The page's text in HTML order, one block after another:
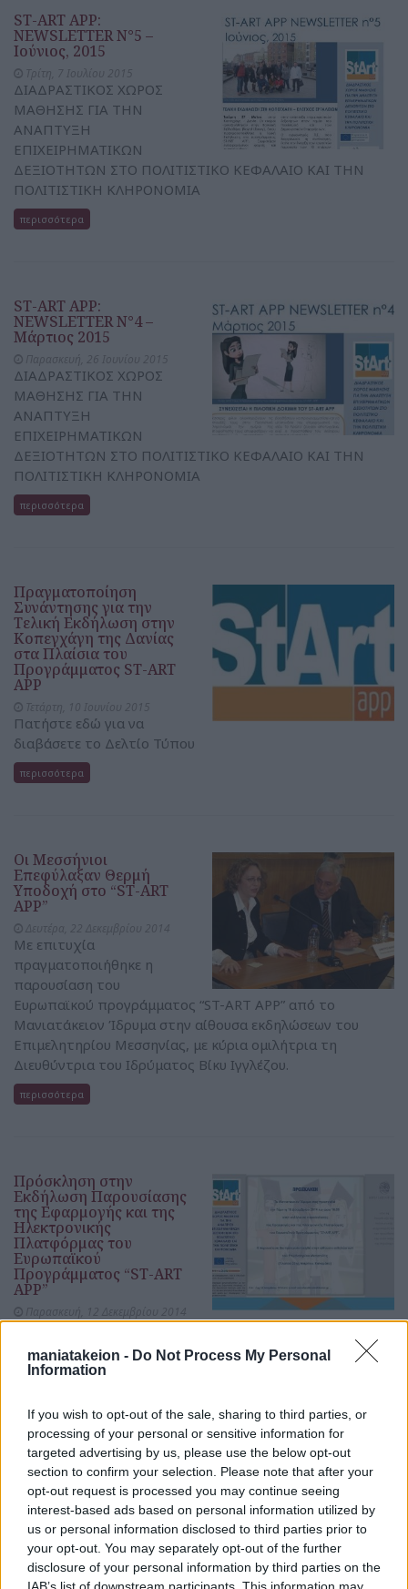
maniatakeion - Do Not Process My Personal
Information
If you wish to opt-out of the sale, sharing to third parties, or
processing of your personal or sensitive information for
targeted advertising by us, please use the below opt-out
section to confirm your selection. Please note that after your
opt-out request is processed you may continue seeing
interest-based ads based on personal information utilized by
us or personal information disclosed to third parties prior to
your opt-out. You may separately opt-out of the further
disclosure of your personal information by third parties on the
IAB’s list of downstream participants. This information may
ST-ART APP:
NEWSLETTER N°5 –
Ιούνιος, 2015
ΔΙΑΔΡΑΣΤΙΚΟΣ ΧΩΡΟΣ
ΜΑΘΗΣΗΣ ΓΙΑ ΤΗΝ
ΑΝΑΠΤΥΞΗ
ΕΠΙΧΕΙΡΗΜΑΤΙΚΩΝ
ΔΕΞΙΟΤΗΤΩΝ ΣΤΟ ΠΟΛΙΤΙΣΤΙΚΟ ΚΕΦΑΛΑΙΟ ΚΑΙ ΤΗΝ
ΠΟΛΙΤΙΣΤΙΚΗ ΚΛΗΡΟΝΟΜΙΑ
περισσότερα
ST-ART APP:
NEWSLETTER N°4 –
Μάρτιος 2015
ΔΙΑΔΡΑΣΤΙΚΟΣ ΧΩΡΟΣ
ΜΑΘΗΣΗΣ ΓΙΑ ΤΗΝ
ΑΝΑΠΤΥΞΗ
ΕΠΙΧΕΙΡΗΜΑΤΙΚΩΝ
ΔΕΞΙΟΤΗΤΩΝ ΣΤΟ ΠΟΛΙΤΙΣΤΙΚΟ ΚΕΦΑΛΑΙΟ ΚΑΙ ΤΗΝ
ΠΟΛΙΤΙΣΤΙΚΗ ΚΛΗΡΟΝΟΜΙΑ
περισσότερα
Πραγματοποίηση
Συνάντησης για την
Τελική Εκδήλωση στην
Κοπεγχάγη της Δανίας
στα Πλαίσια του
Προγράμματος ST-ART
APP
Πατήστε εδώ για να
διαβάσετε το Δελτίο Τύπου
περισσότερα
Οι Μεσσήνιοι
Επεφύλαξαν Θερμή
Υποδοχή στο “ST-ART
APP”
Με επιτυχία
πραγματοποιήθηκε η
παρουσίαση του
Ευρωπαϊκού προγράμματος “ST-ART APP” από το
Μανιατάκειον Ίδρυμα στην αίθουσα εκδηλώσεων του
Επιμελητηρίου Μεσσηνίας, με κύρια ομιλήτρια τη
Διευθύντρια του Ιδρύματος Βίκυ Ιγγλέζου.
περισσότερα
Πρόσκληση στην
Εκδήλωση Παρουσίασης
της Εφαρμογής και της
Ηλεκτρονικής
Πλατφόρμας του
Ευρωπαϊκού
Προγράμματος “ST-ART
APP”
Πατήστε εδώ για να δείτε το Πρόγραμμα της
Παρουσίασης Πατήστε εδώ για να διαβάσετε για το
Ευρωπαϊκό Πρόγραμμα "St-art app"
Πραγματοποίηση
Συνάντησης Eργαστηρίου
Αξιολόγησης στο
Ζάγκρεμπ της Κροατίας
στα Πλαίσια του
Προγράμματος ST - ART
APP